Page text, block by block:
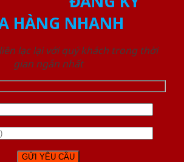
HÀNG NHANH
lạc lại với quý khách trong thời
gian ngắn nhất